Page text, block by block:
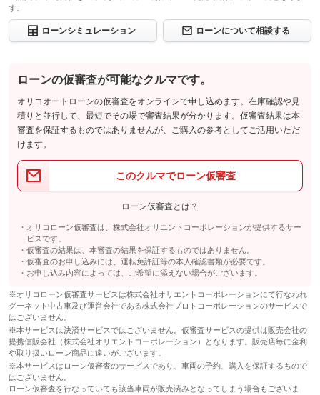
す。
ローンシミュレーション ローンについて相談する
ローンの仮審査が可能なクルマです。
オリコオートローンの仮審査をオンラインで申し込めます。在庫確認や見
積りと並行して、最短でその場で審査結果が分かります。仮審査結果は本
審査を保証するものではありませんが、ご購入の参考としてご活用いただ
けます。
このクルマでローン仮審査
ローン仮審査とは？
オリコローン仮審査は、株式会社オリエントコーポレーションが提供するサー
ビスです。
仮審査の結果は、本審査の結果を保証するものではありません。
仮審査のお申し込みには、運転免許証等の本人確認書類が必要です。
お申し込み内容によっては、ご希望に添えない場合がございます。
※オリコローン仮審査サービスは株式会社オリエントコーポレーションにて行なわれ
グーネット中古車及び運営会社である株式会社プロトコーポレーションのサービスで
はございません。
※本サービスは決済サービスではございません。仮審査サービスの提供は販売会社の
提携信販会社（株式会社オリエントコーポレーション）となります。販売店毎に金利
や取り扱いローン商品に違いがございます。
※本サービスはローン仮審査のサービスであり、車両の予約、購入を保証するもので
はございません。
ローン仮審査を行なっていても該当車両が販売済みとなってしまう場合もございま